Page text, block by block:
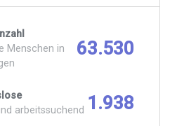
Menschen in
63.530
arbeitssuchend 1.938